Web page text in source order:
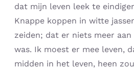
dat mijn leven leek te
Knappe koppen in witte
zeiden; dat er niets meer aan
was. Ik moest er mee leven,
midden in het leven, heen